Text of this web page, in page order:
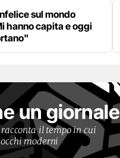
sul mondo
hanno capita e oggi
un giornale
il tempo in cui
moderni